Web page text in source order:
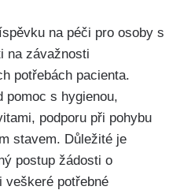
na péči pro osoby s
na závažnosti
potřebách pacienta.
pomoc s hygienou,
podporu při pohybu
stavem. Důležité je
postup žádosti o
potřebné